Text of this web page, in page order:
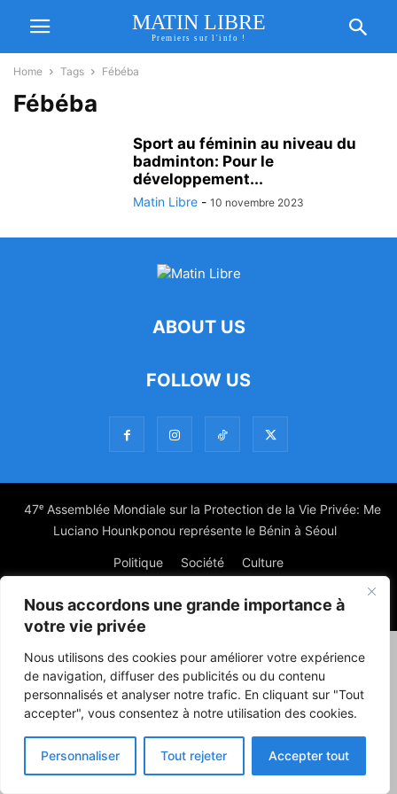
Nous accordons une grande importance à
votre vie privée
Nous utilisons des cookies pour améliorer votre expérience
de navigation, diffuser des publicités ou du contenu
personnalisés et analyser notre trafic. En cliquant sur "Tout
accepter", vous consentez à notre utilisation des cookies.
Personnaliser Tout rejeter Accepter tout
MATIN LIBRE
Premiers sur l'info !
Home Tags Fébéba
Fébéba
Sport au féminin au niveau du
badminton: Pour le
développement...
Matin Libre - 10 novembre 2023
ABOUT US
FOLLOW US
47ᵉ Assemblée Mondiale sur la Protection de la Vie Privée: Me
Luciano Hounkponou représente le Bénin à Séoul
Politique Société Culture
© Powered by digitXplus Francophone